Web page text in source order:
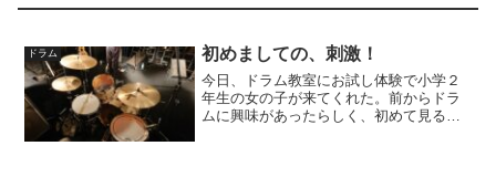
ドラム 初めましての、刺激！
今日、ドラム教室にお試し体験で小学２
年生の女の子が来てくれた。前からドラ
ムに興味があったらしく、初めて見るド